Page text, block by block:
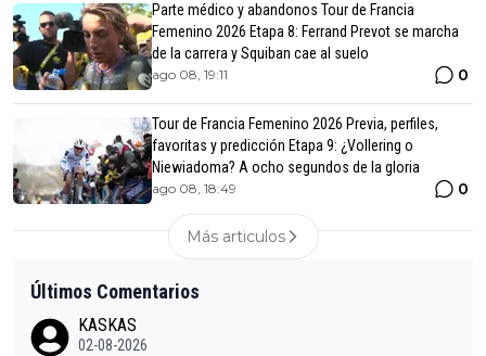
Parte médico y abandonos Tour de Francia
Femenino 2026 Etapa 8: Ferrand Prevot se marcha
de la carrera y Squiban cae al suelo
ago 08, 19:11 0
Tour de Francia Femenino 2026 Previa, perfiles,
favoritas y predicción Etapa 9: ¿Vollering o
Niewiadoma? A ocho segundos de la gloria
ago 08, 18:49 0
Más articulos
Últimos Comentarios
KASKAS
02-08-2026